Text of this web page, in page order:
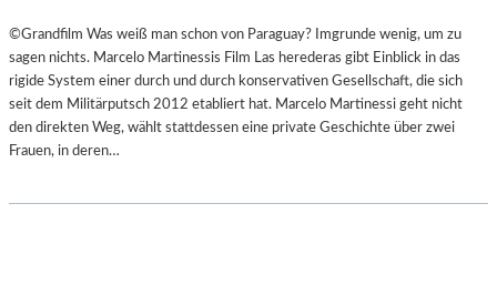
©Grandfilm Was weiß man schon von Paraguay? Imgrunde wenig, um zu
sagen nichts. Marcelo Martinessis Film Las herederas gibt Einblick in das
rigide System einer durch und durch konservativen Gesellschaft, die sich
seit dem Militärputsch 2012 etabliert hat. Marcelo Martinessi geht nicht
den direkten Weg, wählt stattdessen eine private Geschichte über zwei
Frauen, in deren…